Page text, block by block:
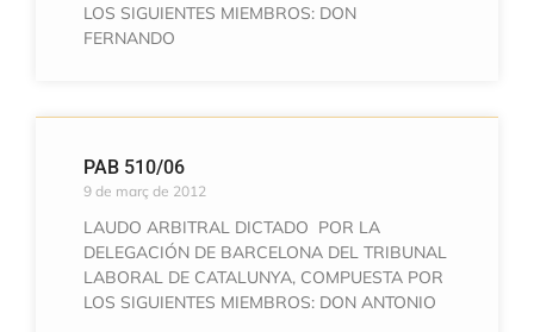
LOS SIGUIENTES MIEMBROS: DON
FERNANDO
PAB 510/06
9 de març de 2012
LAUDO ARBITRAL DICTADO POR LA
DELEGACIÓN DE BARCELONA DEL TRIBUNAL
LABORAL DE CATALUNYA, COMPUESTA POR
LOS SIGUIENTES MIEMBROS: DON ANTONIO